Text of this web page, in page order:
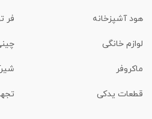
هود آشپزخانه فر
لوازم خانگی
ماكروفر
قطعات یدکی